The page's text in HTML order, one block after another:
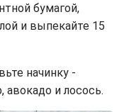
бумагой,
и выпекайте 15
начинку -
авокадо и лосось.